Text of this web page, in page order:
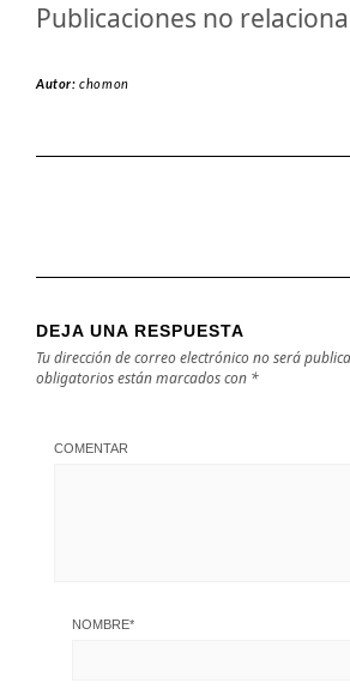
Publicaciones no
Autor:chomon
DEJA UNA RESPUESTA
Tu dirección de correo electrónico no será
obligatorios están marcados con *
COMENTAR
NOMBRE*